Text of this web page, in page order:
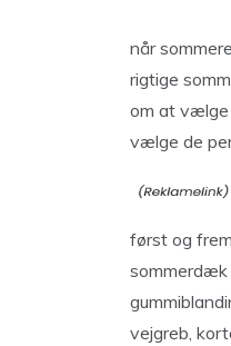
når
rigtige
om at vælge
vælge de
først og
sommerdæk
vejgreb,